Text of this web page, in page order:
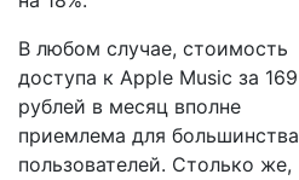
В любом случае, стоимость
доступа к Apple Music за 169
рублей в месяц вполне
приемлема для большинства
пользователей. Столько же,